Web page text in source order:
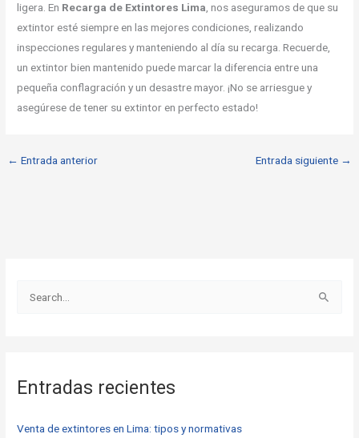
ligera. En Recarga de Extintores Lima, nos aseguramos de que su
extintor esté siempre en las mejores condiciones, realizando
inspecciones regulares y manteniendo al día su recarga. Recuerde,
un extintor bien mantenido puede marcar la diferencia entre una
pequeña conflagración y un desastre mayor. ¡No se arriesgue y
asegúrese de tener su extintor en perfecto estado!
← Entrada anterior Entrada siguiente →
a
p
Entradas recientes
Venta de extintores en Lima: tipos y normativas